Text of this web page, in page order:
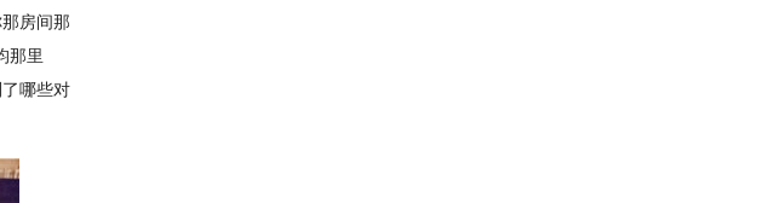
房间那
那里
哪些对